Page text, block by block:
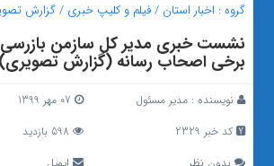
گروه : اخبار استان /فیلم و کلیپ خبری /گزارش
نشست خبری مدیر کل سازمن بازرسی
برخی اصحاب رسانه (گزارش تصویری)
نویسنده : مدیر مسئول
کد خبر 2329